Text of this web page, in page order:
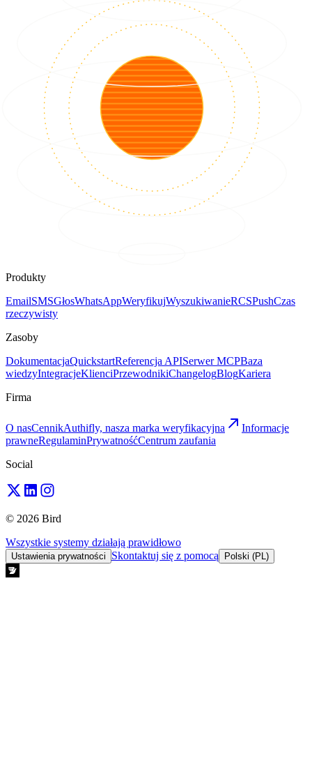
Produkty
EmailSMSGłosWhatsAppWeryfikujWyszukiwanieRCSPushCzas
rzeczywisty
Zasoby
DokumentacjaQuickstartReferencja APISerwer MCPBaza
wiedzyIntegracjeKlienciPrzewodnikiChangelogBlogKariera
Firma
O nasCennikAuthifly, nasza marka weryfikacyjna
Informacje
prawneRegulaminPrywatnośćCentrum zaufania
Social
© 2026 Bird
Wszystkie systemy działają prawidłowo
Ustawienia prywatności Skontaktuj się z pomocą Polski (PL)